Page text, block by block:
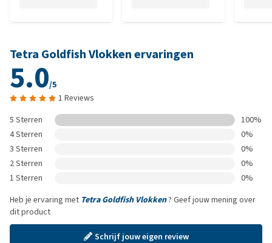
Tetra Goldfish Vlokken ervaringen
5.0/5
1 Reviews
5 Sterren
100%
4 Sterren
0%
3 Sterren
0%
2 Sterren
0%
1 Sterren
0%
Heb je ervaring met Tetra Goldfish Vlokken? Geef jouw mening over
dit product
Schrijf jouw eigen review